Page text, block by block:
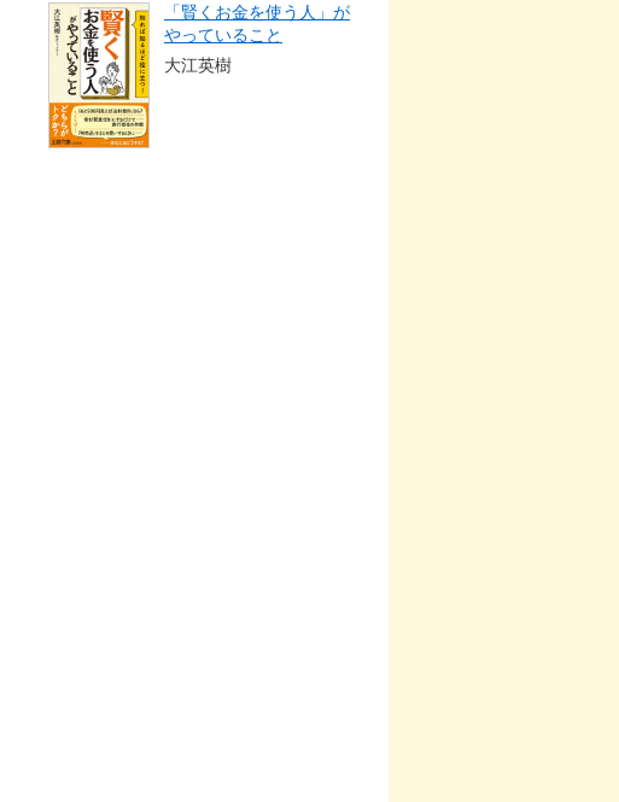
「賢くお金を使う人」が
やっていること
大江英樹